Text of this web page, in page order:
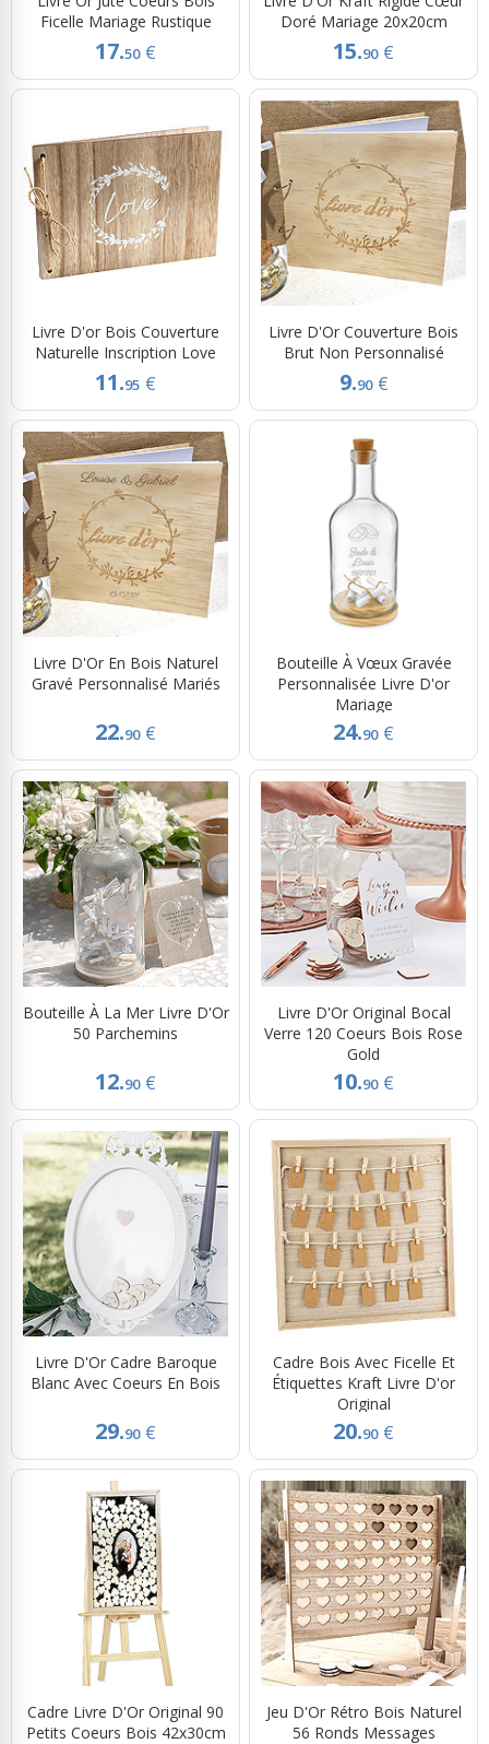
Ficelle Mariage Rustique
17.50 €
Doré Mariage 20x20cm
15.90 €
Livre D'or Bois Couverture
Naturelle Inscription Love
11.95 €
Livre D'Or Couverture Bois
Brut Non Personnalisé
9.90 €
Livre D'Or En Bois Naturel
Gravé Personnalisé Mariés
22.90 €
Bouteille À Vœux Gravée
Personnalisée Livre D'or
Mariage
24.90 €
Bouteille À La Mer Livre D'Or
50 Parchemins
12.90 €
Livre D'Or Original Bocal
Verre 120 Coeurs Bois Rose
Gold
10.90 €
Livre D'Or Cadre Baroque
Blanc Avec Coeurs En Bois
29.90 €
Cadre Bois Avec Ficelle Et
Étiquettes Kraft Livre D'or
Original
20.90 €
Cadre Livre D'Or Original 90
Petits Coeurs Bois 42x30cm
Jeu D'Or Rétro Bois Naturel
56 Ronds Messages